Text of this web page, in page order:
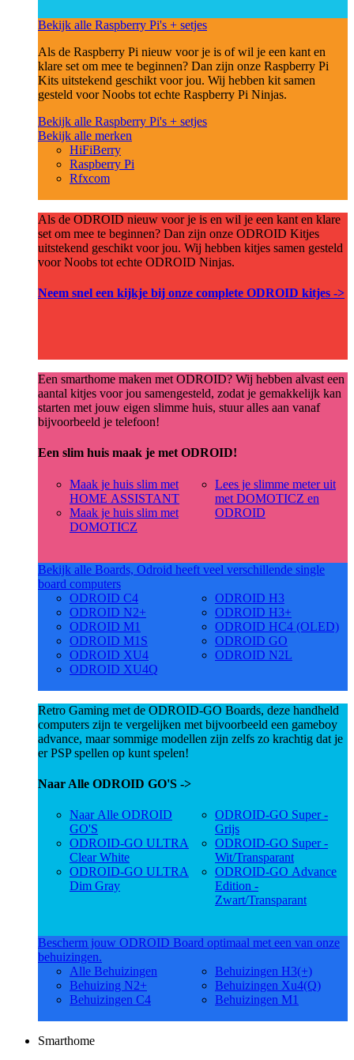
Bekijk alle Raspberry Pi's + setjes
Als de Raspberry Pi nieuw voor je is of wil je een kant en
klare set om mee te beginnen? Dan zijn onze Raspberry Pi
Kits uitstekend geschikt voor jou. Wij hebben kit samen
gesteld voor Noobs tot echte Raspberry Pi Ninjas.
Bekijk alle Raspberry Pi's + setjes
Bekijk alle merken
HiFiBerry
Raspberry Pi
Rfxcom
Als de ODROID nieuw voor je is en wil je een kant en klare
set om mee te beginnen? Dan zijn onze ODROID Kitjes
uitstekend geschikt voor jou. Wij hebben kitjes samen gesteld
voor Noobs tot echte ODROID Ninjas.
Neem snel een kijkje bij onze complete ODROID kitjes ->
Een smarthome maken met ODROID? Wij hebben alvast een
aantal kitjes voor jou samengesteld, zodat je gemakkelijk kan
starten met jouw eigen slimme huis, stuur alles aan vanaf
bijvoorbeeld je telefoon!
Een slim huis maak je met ODROID!
Maak je huis slim met
HOME ASSISTANT
Maak je huis slim met
DOMOTICZ
Lees je slimme meter uit
met DOMOTICZ en
ODROID
Bekijk alle Boards, Odroid heeft veel verschillende single
board computers
ODROID C4
ODROID N2+
ODROID M1
ODROID M1S
ODROID XU4
ODROID XU4Q
ODROID H3
ODROID H3+
ODROID HC4 (OLED)
ODROID GO
ODROID N2L
Retro Gaming met de ODROID-GO Boards, deze handheld
computers zijn te vergelijken met bijvoorbeeld een gameboy
advance, maar sommige modellen zijn zelfs zo krachtig dat je
er PSP spellen op kunt spelen!
Naar Alle ODROID GO'S ->
Naar Alle ODROID
GO'S
ODROID-GO ULTRA
Clear White
ODROID-GO ULTRA
Dim Gray
ODROID-GO Super -
Grijs
ODROID-GO Super -
Wit/Transparant
ODROID-GO Advance
Edition -
Zwart/Transparant
Bescherm jouw ODROID Board optimaal met een van onze
behuizingen.
Alle Behuizingen
Behuizing N2+
Behuizingen C4
Behuizingen H3(+)
Behuizingen Xu4(Q)
Behuizingen M1
Smarthome